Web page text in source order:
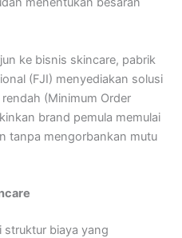
ke bisnis skincare, pabrik
(FJI) menyediakan solusi
(Minimum Order
brand pemula memulai
tanpa mengorbankan mutu
struktur biaya yang